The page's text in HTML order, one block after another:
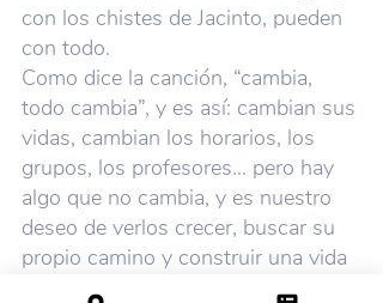
con los chistes de Jacinto, pueden
con todo.
Como dice la canción, “cambia,
todo cambia”, y es así: cambian sus
vidas, cambian los horarios, los
grupos, los profesores… pero hay
algo que no cambia, y es nuestro
deseo de verlos crecer, buscar su
propio camino y construir una vida
que los haga sentir orgullosos.